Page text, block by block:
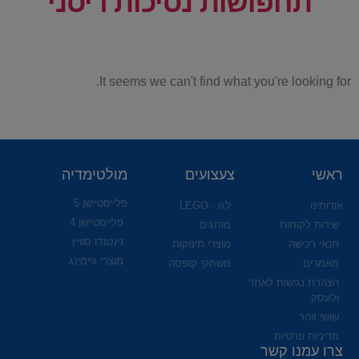
It seems we can't find what you're looking for.
ראשי
אודותינו
שירות לקוחות
תנאי רכישה
מאמרים
הצהרת נגישות לאתר
ולעסק
שושי זוהר
מדיניות פרטיות
צעצועים
לגו - LEGO
מותגים
מוצרי תינוקות
משחקי קופסה
מולטימדיה
פלייסטיישן 5
פלייסטיישן 4
נינטנדו סוויץ
מוצרי גיימינג
צרו עמנו קשר